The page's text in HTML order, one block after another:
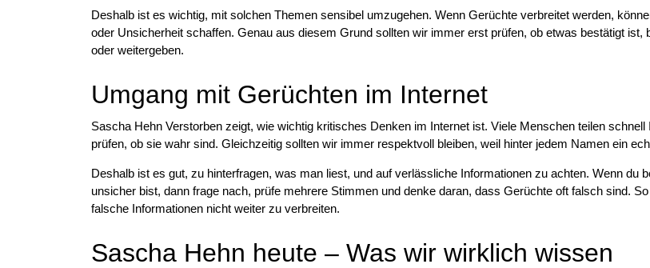
Deshalb ist es wichtig, mit solchen Themen sensibel umzugehen. Wenn Gerüchte verbreitet werden,
oder Unsicherheit schaffen. Genau aus diesem Grund sollten wir immer erst prüfen, ob etwas bestätigt ist,
oder weitergeben.
Umgang mit Gerüchten im Internet
Sascha Hehn Verstorben zeigt, wie wichtig kritisches Denken im Internet ist. Viele Menschen teilen schnell
prüfen, ob sie wahr sind. Gleichzeitig sollten wir immer respektvoll bleiben, weil hinter jedem Namen ein
Deshalb ist es gut, zu hinterfragen, was man liest, und auf verlässliche Informationen zu achten. Wenn du
unsicher bist, dann frage nach, prüfe mehrere Stimmen und denke daran, dass Gerüchte oft falsch sind.
falsche Informationen nicht weiter zu verbreiten.
Sascha Hehn heute – Was wir wirklich wissen